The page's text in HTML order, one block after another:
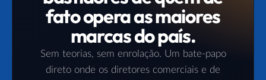
fato opera as maiores
marcas do país.
Sem teorias, sem enrolação. Um bate-papo
direto onde os diretores comerciais e de